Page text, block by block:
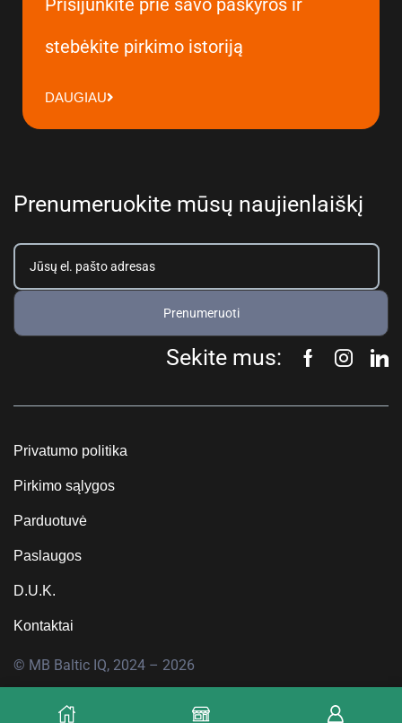
Prisijunkite prie savo paskyros ir
stebėkite pirkimo istoriją
DAUGIAU
Prenumeruokite mūsų naujienlaiškį
Prenumeruoti
Sekite mus:
Privatumo politika
Pirkimo sąlygos
Parduotuvė
Paslaugos
D.U.K.
Kontaktai
© MB Baltic IQ, 2024 – 2026